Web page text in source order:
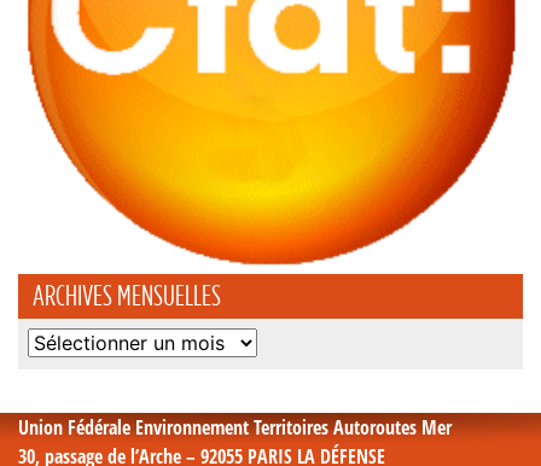
ARCHIVES MENSUELLES
Archives
Union Fédérale Environnement Territoires Autoroutes Mer
30, passage de l’Arche – 92055 PARIS LA DÉFENSE